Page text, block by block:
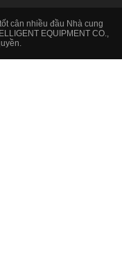
cân nhiều đầu Nhà cung
EQUIPMENT CO.,